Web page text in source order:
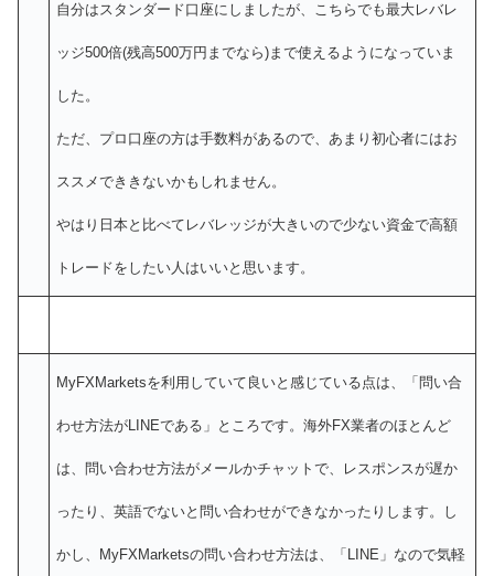
自分はスタンダード口座にしましたが、こちらでも最大レバレ
ッジ500倍(残高500万円までなら)まで使えるようになっていま
した。
ただ、プロ口座の方は手数料があるので、あまり初心者にはお
ススメでききないかもしれません。
やはり日本と比べてレバレッジが大きいので少ない資金で高額
トレードをしたい人はいいと思います。
MyFXMarketsを利用していて良いと感じている点は、「問い合
わせ方法がLINEである」ところです。海外FX業者のほとんど
は、問い合わせ方法がメールかチャットで、レスポンスが遅か
ったり、英語でないと問い合わせができなかったりします。し
かし、MyFXMarketsの問い合わせ方法は、「LINE」なので気軽